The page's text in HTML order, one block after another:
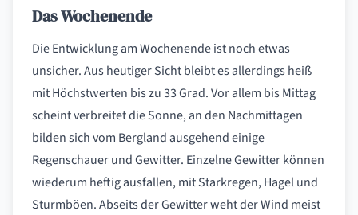
Das Wochenende
Die Entwicklung am Wochenende ist noch etwas
unsicher. Aus heutiger Sicht bleibt es allerdings heiß
mit Höchstwerten bis zu 33 Grad. Vor allem bis Mittag
scheint verbreitet die Sonne, an den Nachmittagen
bilden sich vom Bergland ausgehend einige
Regenschauer und Gewitter. Einzelne Gewitter können
wiederum heftig ausfallen, mit Starkregen, Hagel und
Sturmböen. Abseits der Gewitter weht der Wind meist